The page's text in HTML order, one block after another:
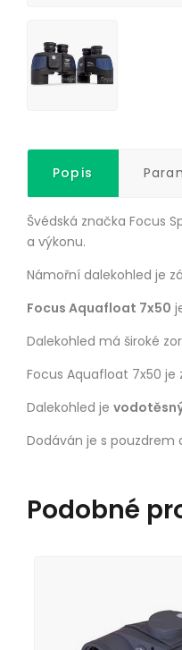
Popis
Švédská značka Focus
a výkonu.
Námořní dalekohled je
Focus Aquafloat 7x50
Dalekohled má široké
Focus Aquafloat 7x50
Dalekohled je
Dodáván je s pouzdrem
Podobné